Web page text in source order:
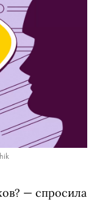
— спросила